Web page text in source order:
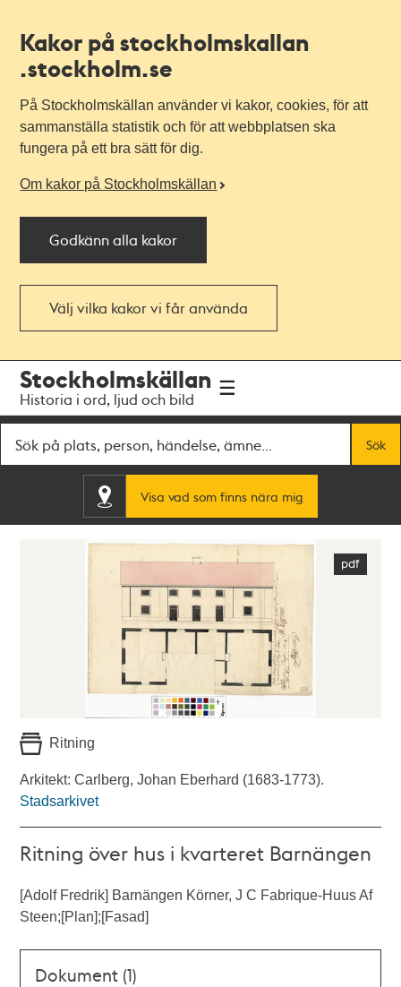
Kakor på stockholmskallan
.stockholm.se
På Stockholmskällan använder vi kakor, cookies, för att
sammanställa statistik och för att webbplatsen ska
fungera på ett bra sätt för dig.
Om kakor på Stockholmskällan
Godkänn alla kakor
Välj vilka kakor vi får använda
navigationen
huvudinnehållet
Stockholmskällan
Historia i ord, ljud och bild
Sök
Visa vad som finns nära mig
Ritning
Arkitekt: Carlberg, Johan Eberhard (1683-1773).
Stadsarkivet
Ritning över hus i kvarteret Barnängen
[Adolf Fredrik] Barnängen Körner, J C Fabrique-Huus Af
Steen;[Plan];[Fasad]
Dokument (1)